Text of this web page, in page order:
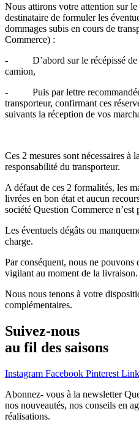
Nous attirons votre attention sur
destinataire de formuler les
dommages subis en cours de
Commerce) :
- D’abord sur le récépissé de
camion,
- Puis par lettre recommandée
transporteur, confirmant ces
suivants la réception de vos
Ces 2 mesures sont nécessaires à
responsabilité du transporteur.
A défaut de ces 2 formalités, les
livrées en bon état et aucun
société Question Commerce n’est
Les éventuels dégâts ou
charge.
Par conséquent, nous ne pouvons
vigilant au moment de la livraison.
Nous nous tenons à votre
complémentaires.
Suivez-nous
au fil des saisons
Instagram Facebook Pinterest
Abonnez- vous à la newsletter
nos nouveautés, nos conseils en
réalisations.